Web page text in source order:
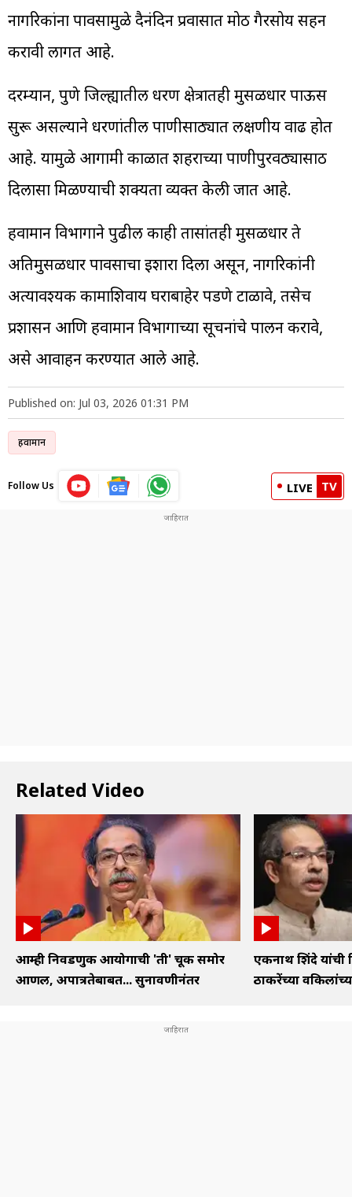
नागरिकांना पावसामुळे दैनंदिन प्रवासात मोठी गैरसोय सहन
करावी लागत आहे.
दरम्यान, पुणे जिल्ह्यातील धरण क्षेत्रातही मुसळधार पाऊस
सुरू असल्याने धरणांतील पाणीसाठ्यात लक्षणीय वाढ होत
आहे. यामुळे आगामी काळात शहराच्या पाणीपुरवठ्यासाठी
दिलासा मिळण्याची शक्यता व्यक्त केली जात आहे.
हवामान विभागाने पुढील काही तासांतही मुसळधार ते
अतिमुसळधार पावसाचा इशारा दिला असून, नागरिकांनी
अत्यावश्यक कामाशिवाय घराबाहेर पडणे टाळावे, तसेच
प्रशासन आणि हवामान विभागाच्या सूचनांचे पालन करावे,
असे आवाहन करण्यात आले आहे.
Published on: Jul 03, 2026 01:31 PM
हवामान
Follow Us LIVE TV
Related Video
आम्ही निवडणुक आयोगाची 'ती' चूक समोर
आणली, अपात्रतेबाबत... सुनावणीनंतर
एकनाथ शिंदे यांची
ठाकरेंच्या